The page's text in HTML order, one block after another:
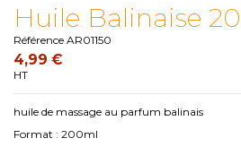
Huile Balinaise
Référence AR01150
4,99 €
HT
huile de massage au parfum balinais
Format : 200ml